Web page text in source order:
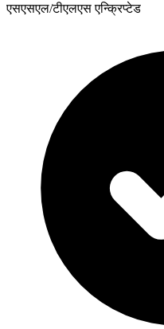
एसएसएल/टीएलएस एन्क्रिप्टेड